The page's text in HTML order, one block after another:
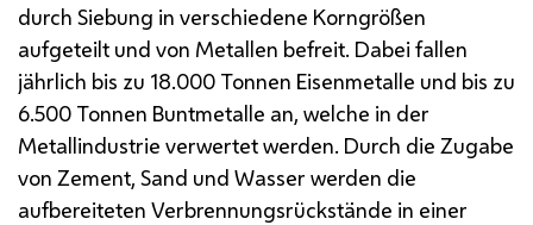
durch Siebung in verschiedene Korngrößen
aufgeteilt und von Metallen befreit. Dabei fallen
jährlich bis zu 18.000 Tonnen Eisenmetalle und bis zu
6.500 Tonnen Buntmetalle an, welche in der
Metallindustrie verwertet werden. Durch die Zugabe
von Zement, Sand und Wasser werden die
aufbereiteten Verbrennungsrückstände in einer